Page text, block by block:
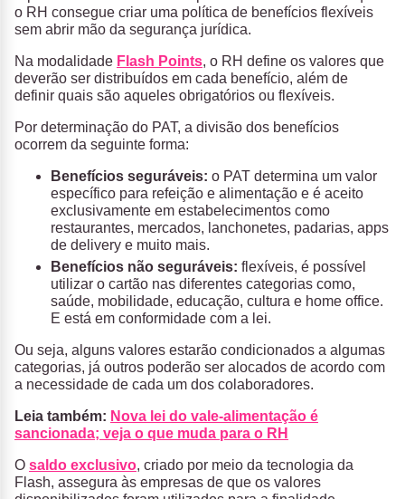
o RH consegue criar uma política de benefícios flexíveis
sem abrir mão da segurança jurídica.
Na modalidade Flash Points, o RH define os valores que
deverão ser distribuídos em cada benefício, além de
definir quais são aqueles obrigatórios ou flexíveis.
Por determinação do PAT, a divisão dos benefícios
ocorrem da seguinte forma:
Benefícios seguráveis: o PAT determina um valor
específico para refeição e alimentação e é aceito
exclusivamente em estabelecimentos como
restaurantes, mercados, lanchonetes, padarias, apps
de delivery e muito mais.
Benefícios não seguráveis: flexíveis, é possível
utilizar o cartão nas diferentes categorias como,
saúde, mobilidade, educação, cultura e home office.
E está em conformidade com a lei.
Ou seja, alguns valores estarão condicionados a algumas
categorias, já outros poderão ser alocados de acordo com
a necessidade de cada um dos colaboradores.
Leia também: Nova lei do vale-alimentação é
sancionada; veja o que muda para o RH
O saldo exclusivo, criado por meio da tecnologia da
Flash, assegura às empresas de que os valores